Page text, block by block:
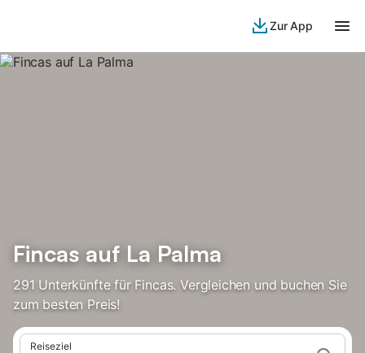
Zur App
Fincas auf La Palma
291 Unterkünfte für Fincas. Vergleichen und buchen Sie
zum besten Preis!
Reiseziel